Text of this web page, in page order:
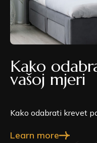
Kako
vašoj mjeri
Kako odabrati krevet
Learn more